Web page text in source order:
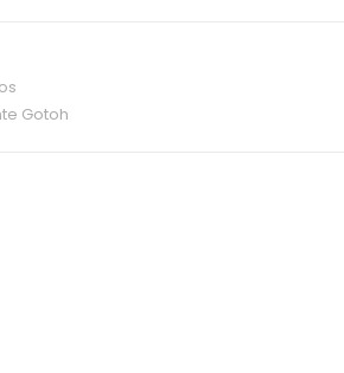
Gotoh